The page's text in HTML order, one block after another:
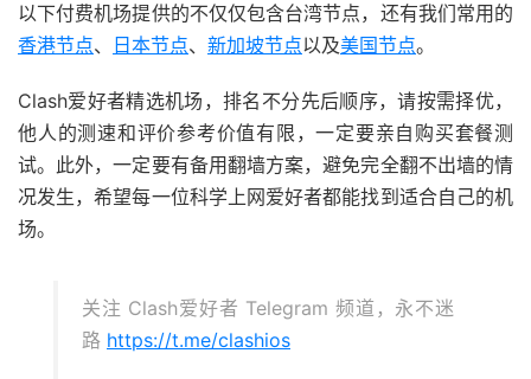
以下付费机场提供的不仅仅包含台湾节点，还有我们常用的
香港节点、 日本节点、 新加坡节点以及美国节点。
Clash爱好者精选机场，排名不分先后顺序，请按需择优，
他人的测速和评价参考价值有限，一定要亲自购买套餐测
试。此外，一定要有备用翻墙方案，避免完全翻不出墙的情
况发生，希望每一位科学上网爱好者都能找到适合自己的机
场。
关注 Clash爱好者 Telegram 频道，永不迷
路 https://t.me/clashios